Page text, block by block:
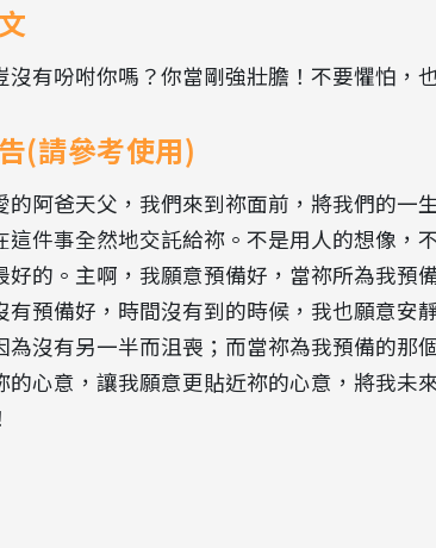
沒有吩咐你嗎？你當剛強壯膽！不要懼怕，
(請參考使用)
的阿爸天父，我們來到祢面前，將我們的一
這件事全然地交託給祢。不是用人的想像，
好的。主啊，我願意預備好，當祢所為我預
有預備好，時間沒有到的時候，我也願意安
為沒有另一半而沮喪；而當祢為我預備的那
的心意，讓我願意更貼近祢的心意，將我未